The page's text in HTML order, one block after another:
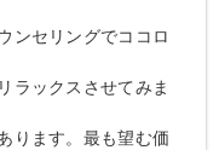
ンセリングでココロ
ラックスさせてみま
ります。最も望む価